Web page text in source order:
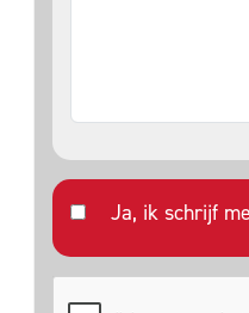
Ja, ik schrijf